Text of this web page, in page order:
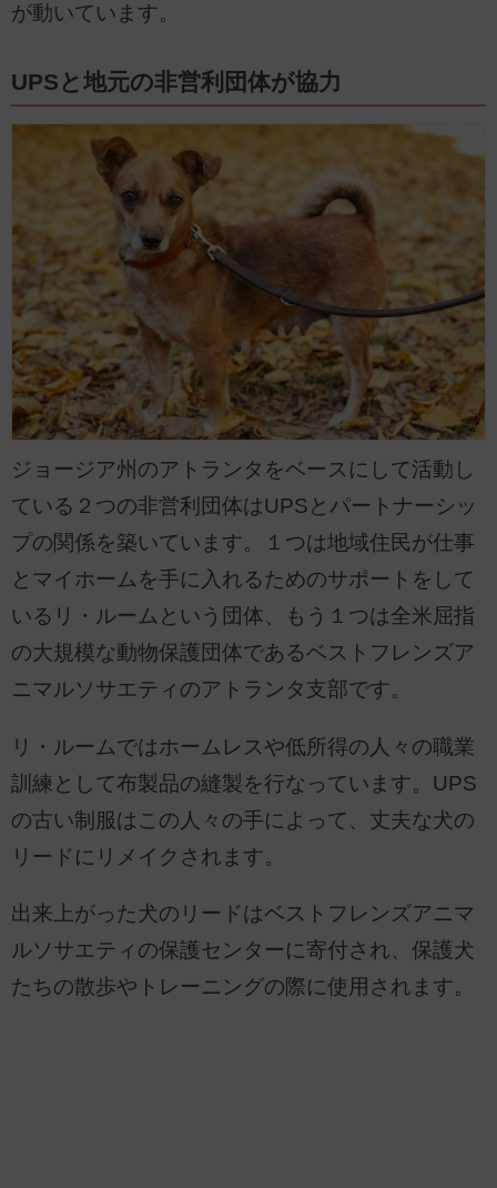
が動いています。
UPSと地元の非営利団体が協力
ジョージア州のアトランタをベースにして活動し
ている２つの非営利団体はUPSとパートナーシッ
プの関係を築いています。１つは地域住民が仕事
とマイホームを手に入れるためのサポートをして
いるリ・ルームという団体、もう１つは全米屈指
の大規模な動物保護団体であるベストフレンズア
ニマルソサエティのアトランタ支部です。
リ・ルームではホームレスや低所得の人々の職業
訓練として布製品の縫製を行なっています。UPS
の古い制服はこの人々の手によって、丈夫な犬の
リードにリメイクされます。
出来上がった犬のリードはベストフレンズアニマ
ルソサエティの保護センターに寄付され、保護犬
たちの散歩やトレーニングの際に使用されます。